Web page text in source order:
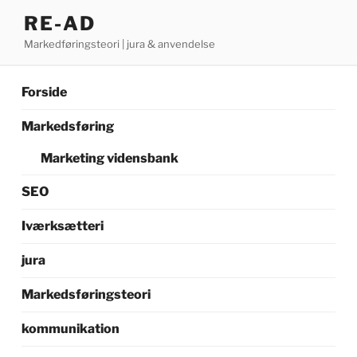
indhold
RE-AD
Markedføringsteori | jura & anvendelse
Forside
Markedsføring
Marketing vidensbank
SEO
Iværksætteri
jura
Markedsføringsteori
kommunikation